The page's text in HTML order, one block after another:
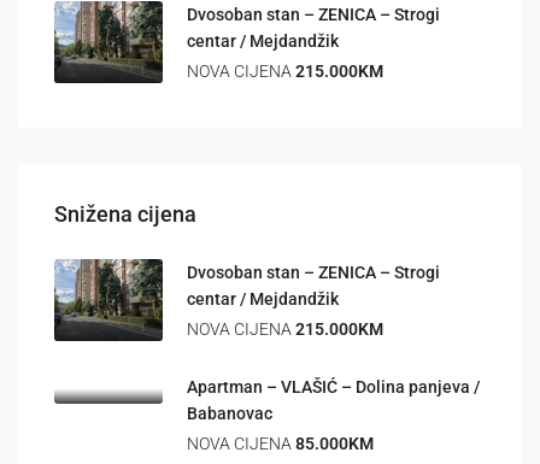
Dvosoban stan – ZENICA – Strogi
centar / Mejdandžik
NOVA CIJENA 215.000KM
Snižena cijena
Dvosoban stan – ZENICA – Strogi
centar / Mejdandžik
NOVA CIJENA 215.000KM
Apartman – VLAŠIĆ – Dolina panjeva /
Babanovac
NOVA CIJENA 85.000KM